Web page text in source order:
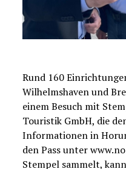
Rund 160
Wilhelmshaven und
einem Besuch mit
Touristik GmbH, die
Informationen in
den Pass unter
Stempel sammelt,